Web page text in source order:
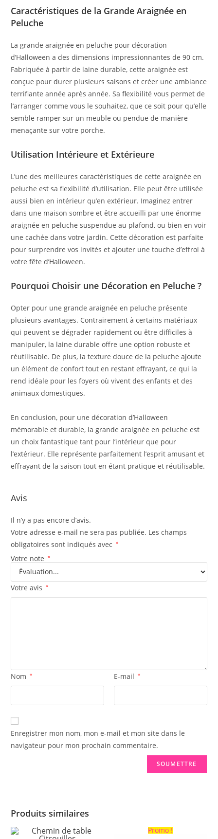
Caractéristiques de la Grande Araignée en
Peluche
La grande araignée en peluche pour décoration
d’Halloween a des dimensions impressionnantes de 90 cm.
Fabriquée à partir de laine durable, cette araignée est
conçue pour durer plusieurs saisons et créer une ambiance
terrifiante année après année. Sa flexibilité vous permet de
l’arranger comme vous le souhaitez, que ce soit pour qu’elle
semble ramper sur un meuble ou pendue de manière
menaçante sur votre porche.
Utilisation Intérieure et Extérieure
L’une des meilleures caractéristiques de cette araignée en
peluche est sa flexibilité d’utilisation. Elle peut être utilisée
aussi bien en intérieur qu’en extérieur. Imaginez entrer
dans une maison sombre et être accueilli par une énorme
araignée en peluche suspendue au plafond, ou bien en voir
une cachée dans votre jardin. Cette décoration est parfaite
pour surprendre vos invités et ajouter une touche d’effroi à
votre fête d’Halloween.
Pourquoi Choisir une Décoration en Peluche ?
Opter pour une grande araignée en peluche présente
plusieurs avantages. Contrairement à certains matériaux
qui peuvent se dégrader rapidement ou être difficiles à
manipuler, la laine durable offre une option robuste et
réutilisable. De plus, la texture douce de la peluche ajoute
un élément de confort tout en restant effrayant, ce qui la
rend idéale pour les foyers où vivent des enfants et des
animaux domestiques.
En conclusion, pour une décoration d’Halloween
mémorable et durable, la grande araignée en peluche est
un choix fantastique tant pour l’intérieur que pour
l’extérieur. Elle représente parfaitement l’esprit amusant et
effrayant de la saison tout en étant pratique et réutilisable.
Avis
Il n’y a pas encore d’avis.
Votre adresse e-mail ne sera pas publiée. Les champs
obligatoires sont indiqués avec
*
Votre note *
Votre avis *
Nom * E-mail *
Enregistrer mon nom, mon e-mail et mon site dans le
navigateur pour mon prochain commentaire.
Produits similaires
Promo !